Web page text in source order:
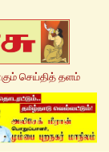
செய்தித் தளம்